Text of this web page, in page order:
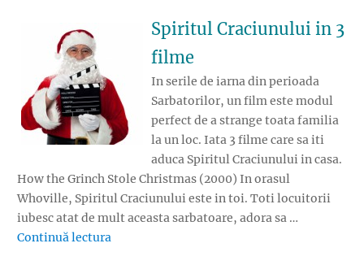
Spiritul Craciunului in 3
filme
In serile de iarna din perioada
Sarbatorilor, un film este modul
perfect de a strange toata familia
la un loc. Iata 3 filme care sa iti
aduca Spiritul Craciunului in casa.
How the Grinch Stole Christmas (2000) In orasul
Whoville, Spiritul Craciunului este in toi. Toti locuitorii
iubesc atat de mult aceasta sarbatoare, adora sa …
Continuă lectura